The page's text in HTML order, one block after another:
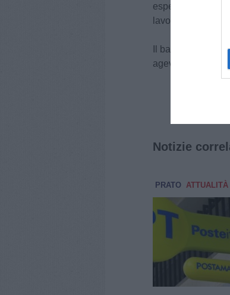
esperienze
lavorativo, nello
Il bando, con
agevolazioni, è
Notizie
PRATO ATTUALITÀ